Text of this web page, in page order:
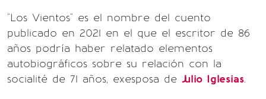
"Los Vientos" es el nombre del cuento
publicado en 2021 en el que el escritor de 86
años podría haber relatado elementos
autobiográficos sobre su relación con la
socialité de 71 años, exesposa de Julio Iglesias.